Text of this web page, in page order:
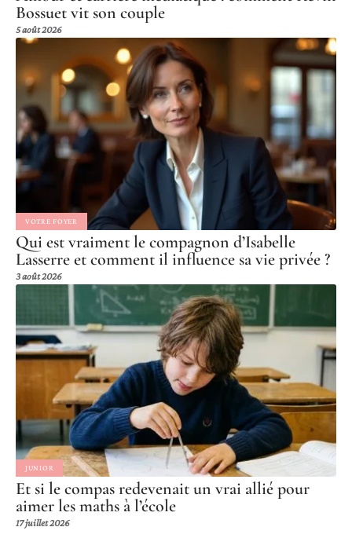
Bossuet vit son couple
5 août 2026
VOTRE FOYER
Qui est vraiment le compagnon d’Isabelle
Lasserre et comment il influence sa vie privée ?
3 août 2026
JUNIOR
Et si le compas redevenait un vrai allié pour
aimer les maths à l’école
17 juillet 2026